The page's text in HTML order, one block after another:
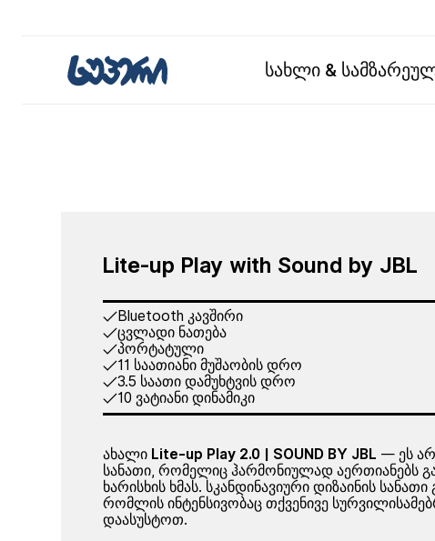
სახლი &
Lite-up Play with Sound by JBL
Bluetooth კავშირი
ცვლადი ნათება
პორტატული
11 საათიანი მუშაობის დრო
3.5 საათი დამუხტვის დრო
10 ვატიანი დინამიკი
ახალი Lite-up Play 2.0 | SOUND BY JBL — ეს
სანათი, რომელიც ჰარმონიულად აერთიანებს
ხარისხის ხმას. სკანდინავიური დიზაინის
რომლის ინტენსივობაც თქვენივე
დაასუსტოთ.